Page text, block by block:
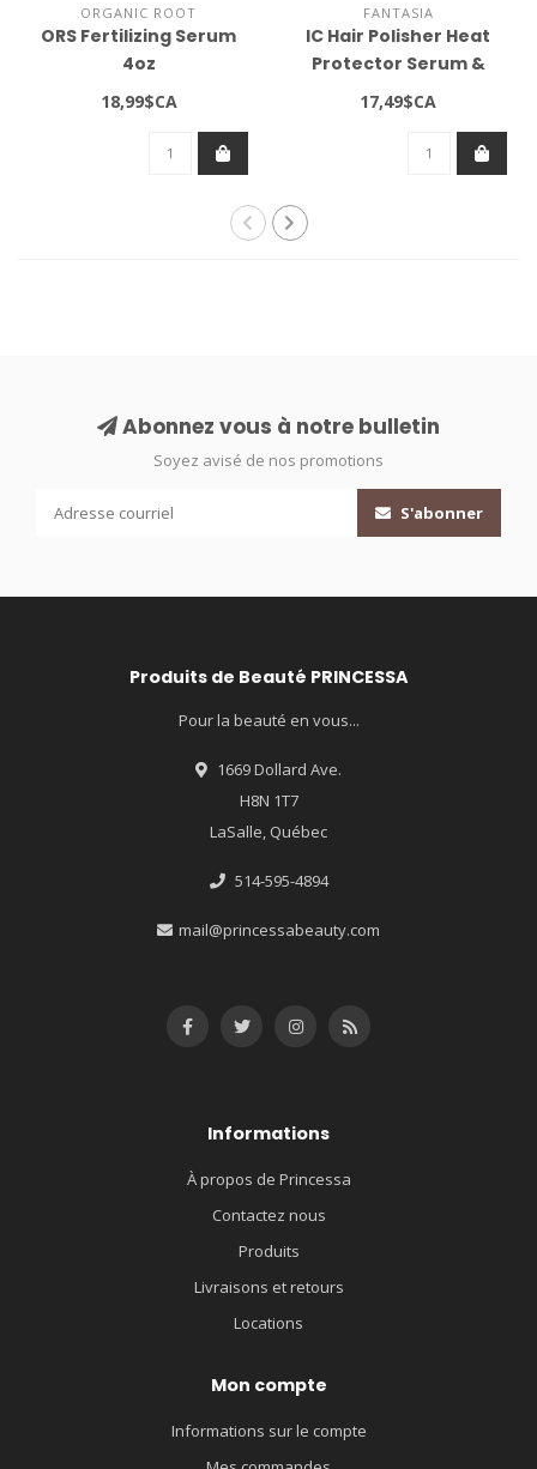
ORGANIC ROOT
ORS Fertilizing Serum
4oz
18,99$CA
FANTASIA
IC Hair Polisher Heat
Protector Serum &
JBCO Gel (2oz)
17,49$CA
Abonnez vous à notre bulletin
Soyez avisé de nos promotions
S'abonner
Produits de Beauté PRINCESSA
Pour la beauté en vous...
1669 Dollard Ave.
H8N 1T7
LaSalle, Québec
514-595-4894
mail@princessabeauty.com
Informations
À propos de Princessa
Contactez nous
Produits
Livraisons et retours
Locations
Mon compte
Informations sur le compte